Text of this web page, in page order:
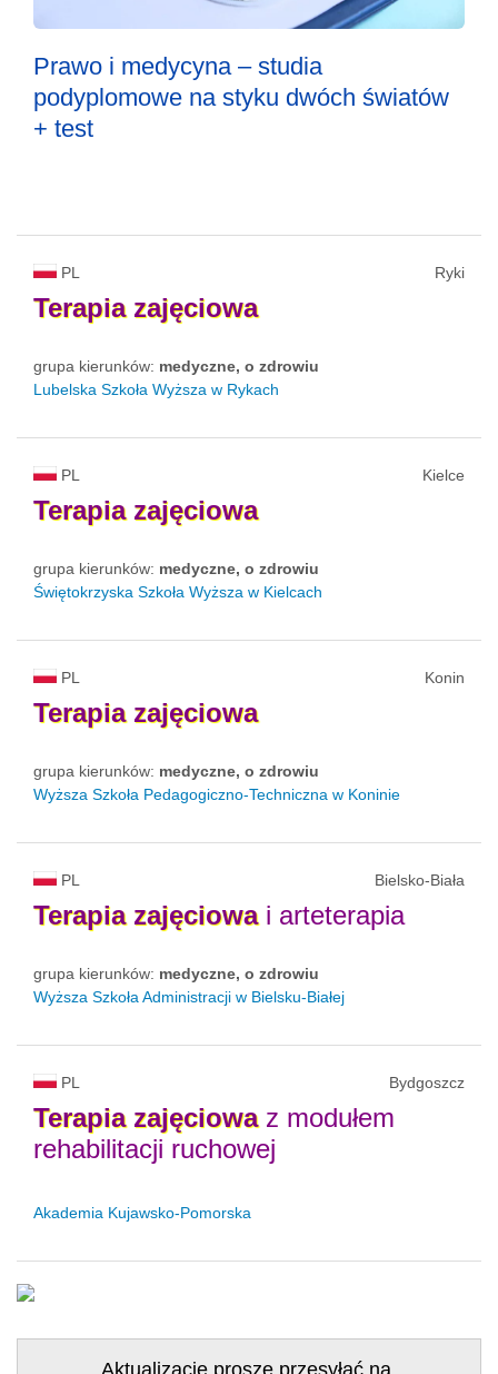
Prawo i medycyna – studia
podyplomowe na styku dwóch światów
+ test
PL Ryki
Terapia zajęciowa
grupa kierunków: medyczne, o zdrowiu
Lubelska Szkoła Wyższa w Rykach
PL Kielce
Terapia zajęciowa
grupa kierunków: medyczne, o zdrowiu
Świętokrzyska Szkoła Wyższa w Kielcach
PL Konin
Terapia zajęciowa
grupa kierunków: medyczne, o zdrowiu
Wyższa Szkoła Pedagogiczno-Techniczna w Koninie
PL Bielsko-Biała
Terapia zajęciowai arteterapia
grupa kierunków: medyczne, o zdrowiu
Wyższa Szkoła Administracji w Bielsku-Białej
PL Bydgoszcz
Terapia zajęciowaz modułem
rehabilitacji ruchowej
Akademia Kujawsko-Pomorska
Aktualizacje proszę przesyłać na